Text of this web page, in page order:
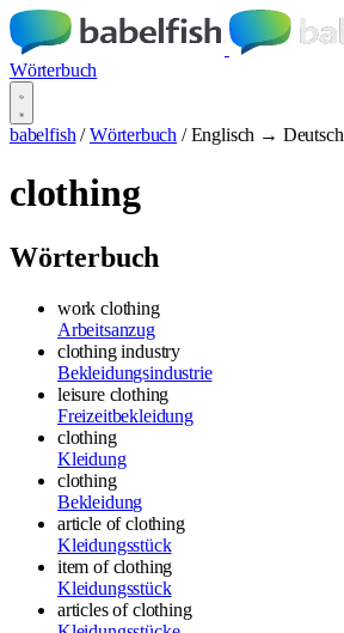
Wörterbuch
babelfish / Wörterbuch / Englisch → Deutsch
clothing
Wörterbuch
work clothing
Arbeitsanzug
clothing industry
Bekleidungsindustrie
leisure clothing
Freizeitbekleidung
clothing
Kleidung
clothing
Bekleidung
article of clothing
Kleidungsstück
item of clothing
Kleidungsstück
articles of clothing